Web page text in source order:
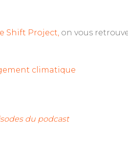
Shift Project, on vous
climatique
du podcast